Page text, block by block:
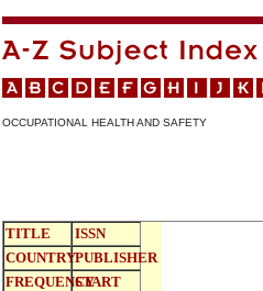
OCCUPATIONAL HEALTH AND SAFETY
TITLE
ISSN
COUNTRYPUBLISHER
FREQUENCYSTART